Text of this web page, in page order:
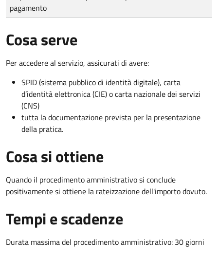
pagamento
Cosa serve
Per accedere al servizio, assicurati di avere:
SPID (sistema pubblico di identità digitale), carta
d’identità elettronica (CIE) o carta nazionale dei servizi
(CNS)
tutta la documentazione prevista per la presentazione
della pratica.
Cosa si ottiene
Quando il procedimento amministrativo si conclude
positivamente si ottiene la rateizzazione dell'importo dovuto.
Tempi e scadenze
Durata massima del procedimento amministrativo: 30 giorni